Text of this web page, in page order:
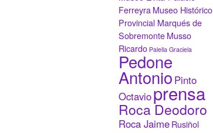
FerreyraMuseo Histórico
Provincial Marqués de
SobremonteMusso
Ricardo Palella Graciela
Pedone
Antonio Pinto
Octavioprensa
Roca Deodoro
Roca JaimeRusiñol